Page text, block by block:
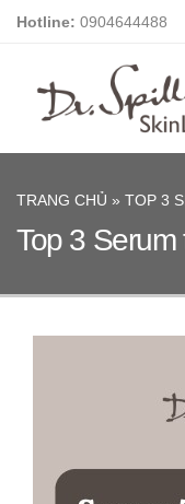
SkipHotline: 0904644488
TRANG CHỦ » TOP 3
Top 3